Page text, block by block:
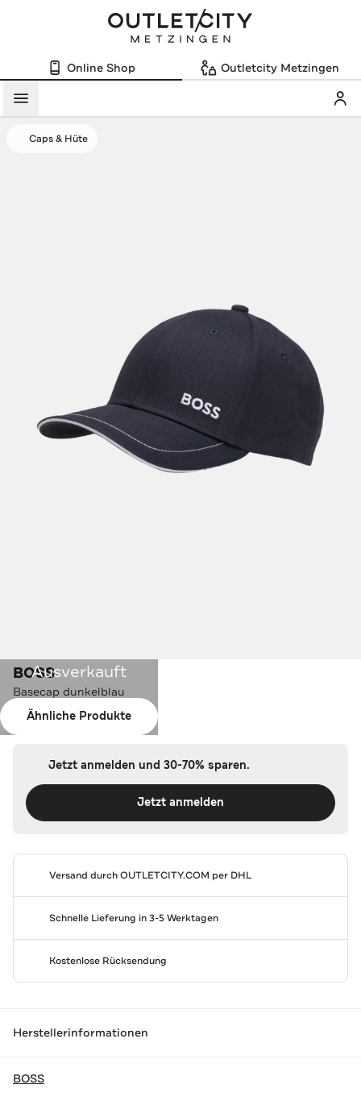
Online Shop Outletcity Metzingen
Menü
Caps & Hüte
Ausverkauft
Ähnliche Produkte
BOSS
Basecap dunkelblau
Farbe:dunkelblau
Jetzt anmelden und 30-70% sparen.
Jetzt anmelden
Versand durchOUTLETCITY.COM per DHL
Schnelle Lieferung in 3-5 Werktagen
Kostenlose Rücksendung
Herstellerinformationen
BOSS